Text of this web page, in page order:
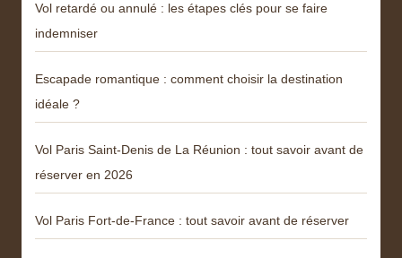
Vol retardé ou annulé : les étapes clés pour se faire
indemniser
Escapade romantique : comment choisir la destination
idéale ?
Vol Paris Saint-Denis de La Réunion : tout savoir avant de
réserver en 2026
Vol Paris Fort-de-France : tout savoir avant de réserver